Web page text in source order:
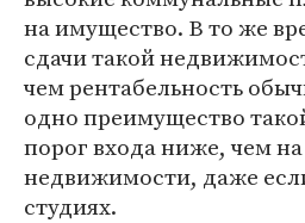
на имущество. В то же
сдачи такой
чем рентабельность
одно преимущество
порог входа ниже, чем
недвижимости, даже
студиях.